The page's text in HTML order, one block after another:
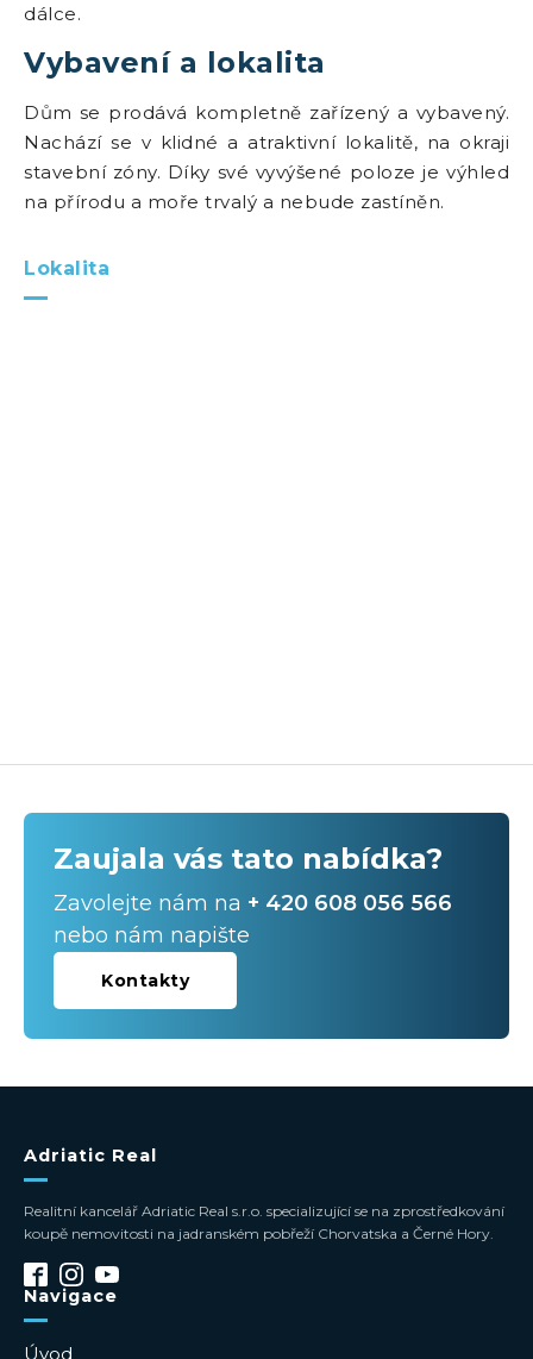
dálce.
Vybavení a lokalita
Dům se prodává kompletně zařízený a vybavený.
Nachází se v klidné a atraktivní lokalitě, na okraji
stavební zóny. Díky své vyvýšené poloze je výhled
na přírodu a moře trvalý a nebude zastíněn.
Lokalita
Zaujala vás tato nabídka?
Zavolejte nám na + 420 608 056 566
nebo nám napište
Kontakty
Adriatic Real
Realitní kancelář Adriatic Real s.r.o. specializující se na zprostředkování
koupě nemovitosti na jadranském pobřeží Chorvatska a Černé Hory.
Navigace
Úvod